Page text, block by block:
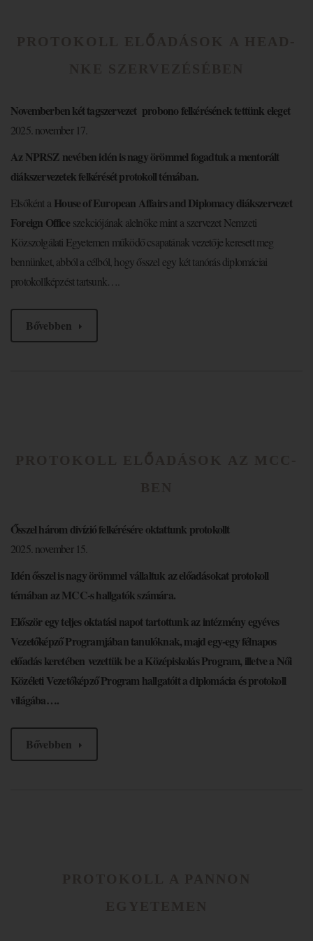
Novemberben két tagszervezet probono felkérésének tettünk eleget
2025. november 17.
Az NPRSZ nevében idén is nagy örömmel fogadtuk a mentorált
diákszervezetek felkérését protokoll témában.
Elsőként a House of European Affairs and Diplomacy diákszervezet
Foreign Officeszekciójának alelnöke mint a szervezet Nemzeti
Közszolgálati Egyetemen működő csapatának vezetője keresett meg
bennünket, abból a célból, hogy ősszel egy két tanórás diplomáciai
protokollképzést tartsunk….
Bővebben
Ősszel három divízió felkérésére oktattunk protokollt
2025. november 15.
Idén ősszel is nagy örömmel vállaltuk az előadásokat protokoll
témában az MCC-s hallgatók számára.
Először egy teljes oktatási napot tartottunk az intézmény egyéves
Vezetőképző Programjában tanulóknak, majd egy-egy félnapos
előadás keretében vezettük bea Középiskolás Program, illetve a Női
Közéleti Vezetőképző Program hallgatóit a diplomácia és protokoll
világába….
Bővebben